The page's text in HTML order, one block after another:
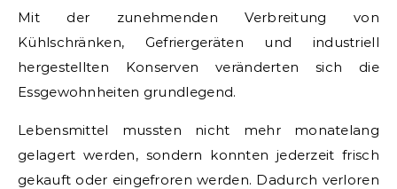
Mit der zunehmenden Verbreitung von
Kühlschränken, Gefriergeräten und industriell
hergestellten Konserven veränderten sich die
Essgewohnheiten grundlegend.
Lebensmittel mussten nicht mehr monatelang
gelagert werden, sondern konnten jederzeit frisch
gekauft oder eingefroren werden. Dadurch verloren